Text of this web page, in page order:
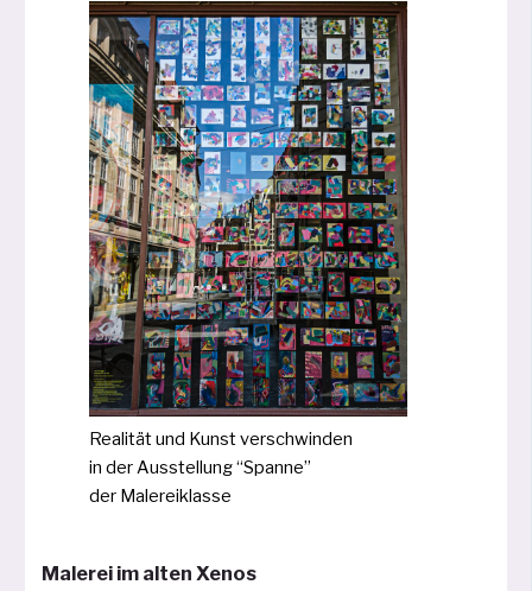
Realität und Kunst ver­schwin­den
in der Ausstellung “Spanne”
der Malereiklasse
Malerei im alten Xenos